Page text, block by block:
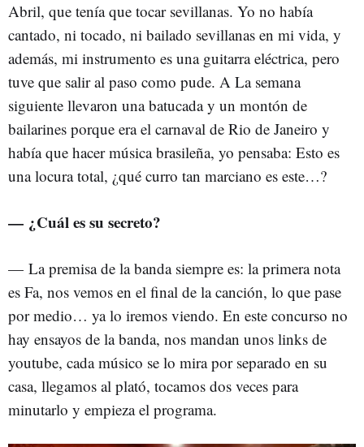
Abril, que tenía que tocar sevillanas. Yo no había
cantado, ni tocado, ni bailado sevillanas en mi vida, y
además, mi instrumento es una guitarra eléctrica, pero
tuve que salir al paso como pude. A La semana
siguiente llevaron una batucada y un montón de
bailarines porque era el carnaval de Rio de Janeiro y
había que hacer música brasileña, yo pensaba: Esto es
una locura total, ¿qué curro tan marciano es este…?
— ¿Cuál es su secreto?
— La premisa de la banda siempre es: la primera nota
es Fa, nos vemos en el final de la canción, lo que pase
por medio… ya lo iremos viendo. En este concurso no
hay ensayos de la banda, nos mandan unos links de
youtube, cada músico se lo mira por separado en su
casa, llegamos al plató, tocamos dos veces para
minutarlo y empieza el programa.